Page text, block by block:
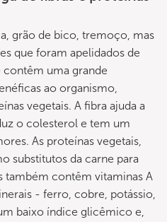
grão de bico, tremoço, mas
que foram apelidados de
contêm uma grande
ao organismo,
vegetais. A fibra ajuda a
o colesterol e tem um
As proteínas vegetais,
substitutos da carne para
também contêm vitaminas A
- ferro, cobre, potássio,
baixo índice glicêmico e,